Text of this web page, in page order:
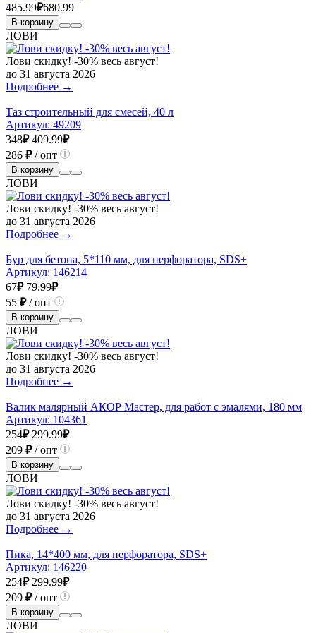
485.99₽680.99
В корзину
ЛОВИ
Лови скидку! -30% весь август!
до 31 августа 2026
Подробнее →
Таз строительный для смесей, 40 л
Артикул: 49209
348₽ 409.99₽
286 ₽/ опт
В корзину
ЛОВИ
Лови скидку! -30% весь август!
до 31 августа 2026
Подробнее →
Бур для бетона, 5*110 мм, для перфоратора, SDS+
Артикул: 146214
67₽ 79.99₽
55 ₽/ опт
В корзину
ЛОВИ
Лови скидку! -30% весь август!
до 31 августа 2026
Подробнее →
Валик малярный АКОР Мастер, для работ с эмалями, 180 мм
Артикул: 104361
254₽ 299.99₽
209 ₽/ опт
В корзину
ЛОВИ
Лови скидку! -30% весь август!
до 31 августа 2026
Подробнее →
Пика, 14*400 мм, для перфоратора, SDS+
Артикул: 146220
254₽ 299.99₽
209 ₽/ опт
В корзину
ЛОВИ